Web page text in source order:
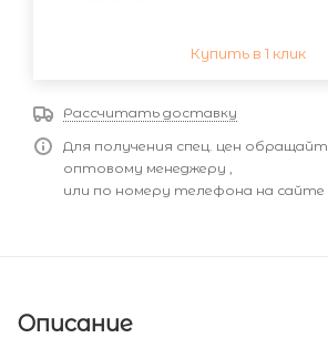
Купить в 1 клик
Рассчитать доставку
Для получения спец. цен
оптовому менеджеру ,
или по номеру телефона на сайте
Описание